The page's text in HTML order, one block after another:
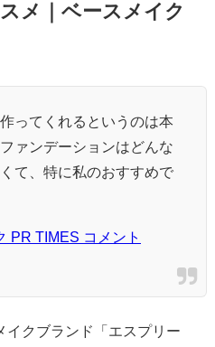
メ｜ベースメイク
ってくれるというのは本
ァンデーションはどんな
て、特に私のおすすめで
PR TIMES コメント
イクブランド「エスプリー